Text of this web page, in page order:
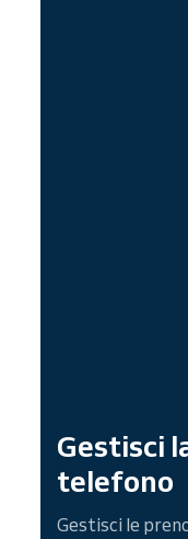
Gestisci
telefono
Gestisci le